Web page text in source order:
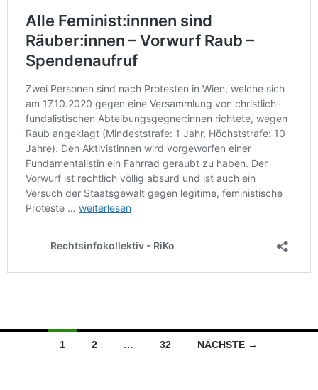
Beitragsnavigation
1 2 … 32 NÄCHSTE →